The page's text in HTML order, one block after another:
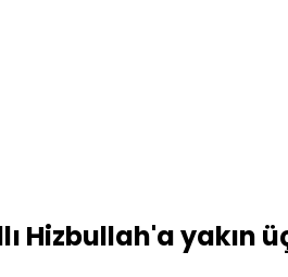
Hizbullah'a yakın